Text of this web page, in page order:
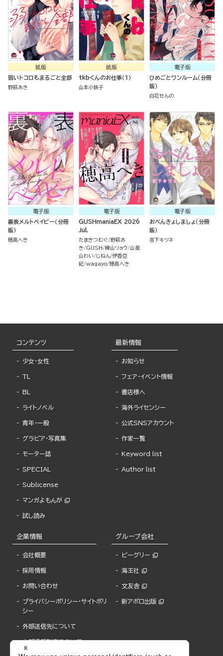
紙版
弱いトコロもまるごと全部
野萩あき
紙版
tkbくんのお仕事（１）
山本小鉄子
電子版
ひめごとワンルーム（分冊
版）
白花せんの
電子版
裏表メルトベイビー（分冊
版）
穂高へき
電子版
GUSHmaniaEX 2026
Jul.
たまきつむぐ 野萩あ
き
GUSH 樺山リョウ 山葵
山わい
じねん 伊香亞
紀 wagayo 穂高へき
電子版
おべんきょしましょ（分冊
版）
宮下キツネ
コンテンツ
少女・女性
TL
BL
ライトノベル
青年・一般
グラビア・写真集
モーター誌
SPECIAL
Sublicense
マンガよもんが
試し読み
最新情報
お知らせ
フェア・イベント情報
書店様へ
海外ライセンシー
公式SNSアカウント
作家一覧
Keyword list
Author list
企業情報
会社概要
採用情報
お問い合わせ
プライバシーポリシー・サイトポリ
シー
外部送信先について
内部通報制度について
グループ会社
ビーグリー
海王社
文友舎
新アポロ出版